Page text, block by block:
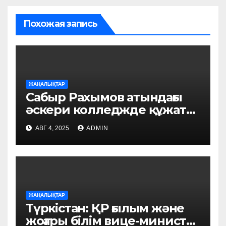
Похожая запись
ЖАҢАЛЫҚТАР
Сабыр Рахымов атындағы
әскери колледжде құжат
қабылдау басталды
АВГ 4, 2025 ADMIN
ЖАҢАЛЫҚТАР
Түркістан: ҚР ғылым және
жоғары білім вице-министрі